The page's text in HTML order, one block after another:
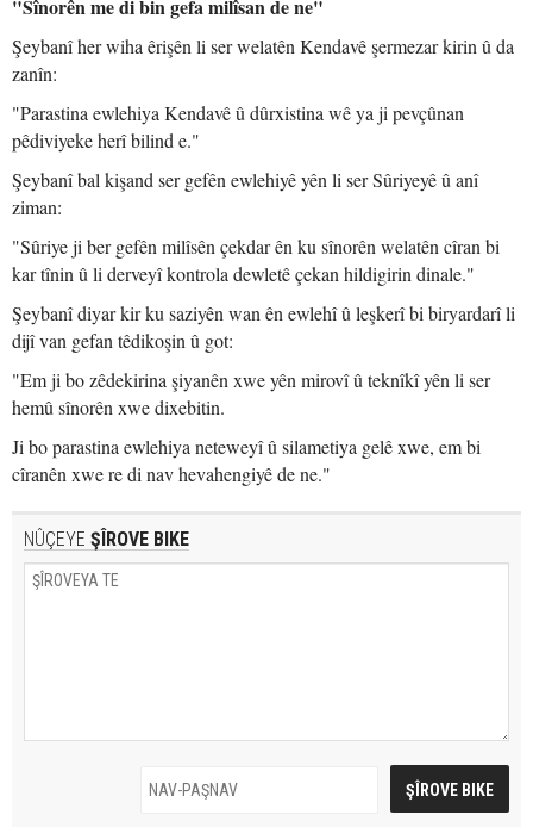
"Sînorên me di bin gefa milîsan de ne"
Şeybanî her wiha êrişên li ser welatên Kendavê şermezar kirin û da
zanîn:
"Parastina ewlehiya Kendavê û dûrxistina wê ya ji pevçûnan
pêdiviyeke herî bilind e."
Şeybanî bal kişand ser gefên ewlehiyê yên li ser Sûriyeyê û anî
ziman:
"Sûriye ji ber gefên milîsên çekdar ên ku sînorên welatên cîran bi
kar tînin û li derveyî kontrola dewletê çekan hildigirin dinale."
Şeybanî diyar kir ku saziyên wan ên ewlehî û leşkerî bi biryardarî li
dijî van gefan têdikoşin û got:
"Em ji bo zêdekirina şiyanên xwe yên mirovî û teknîkî yên li ser
hemû sînorên xwe dixebitin.
Ji bo parastina ewlehiya neteweyî û silametiya gelê xwe, em bi
cîranên xwe re di nav hevahengiyê de ne."
NÛÇEYE ŞÎROVE BIKE